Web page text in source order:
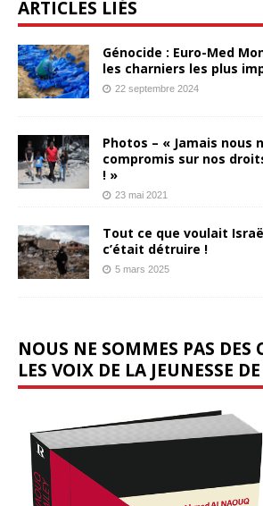
ARTICLES LIÉS
Génocide : Euro-Med
les charniers les plus
22 septembre 2024
Photos – « Jamais nous
compromis sur nos
! »
23 mai 2021
Tout ce que voulait
c’était détruire !
5 mars 2025
NOUS NE SOMMES PAS DES
LES VOIX DE LA JEUNESSE